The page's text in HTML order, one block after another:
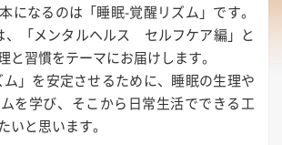
になるのは「睡眠-覚醒リズム」です。
、「メンタルヘルス セルフケア編」と
と習慣をテーマにお届けします。
ム」を安定させるために、睡眠の生理や
を学び、そこから日常生活でできる工
いと思います。